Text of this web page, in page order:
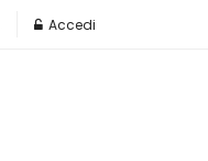
Accedi